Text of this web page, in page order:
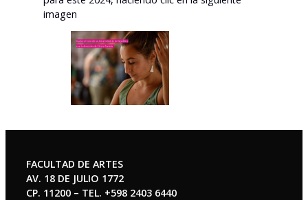
imagen
FACULTAD DE ARTES
AV. 18 DE JULIO 1772
CP. 11200 – TEL. +598 2403 6440